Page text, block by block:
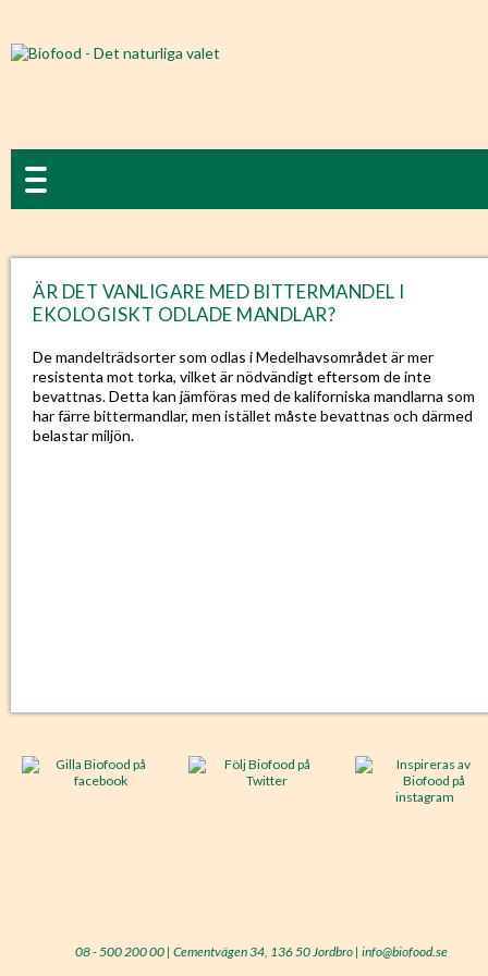
ÄR DET VANLIGARE MED BITTERMANDEL I
EKOLOGISKT ODLADE MANDLAR?
De mandelträdsorter som odlas i Medelhavsområdet är mer
resistenta mot torka, vilket är nödvändigt eftersom de inte
bevattnas. Detta kan jämföras med de kaliforniska mandlarna som
har färre bittermandlar, men istället måste bevattnas och därmed
belastar miljön.
08 - 500 200 00 | Cementvägen 34, 136 50 Jordbro | info@biofood.se